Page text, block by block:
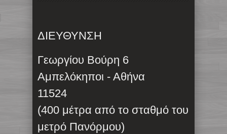
ΔΙΕΥΘΥΝΣΗ
Γεωργίου Βούρη 6
Αμπελόκηποι - Αθήνα
11524
(400 μέτρα από το σταθμό του
μετρό Πανόρμου)